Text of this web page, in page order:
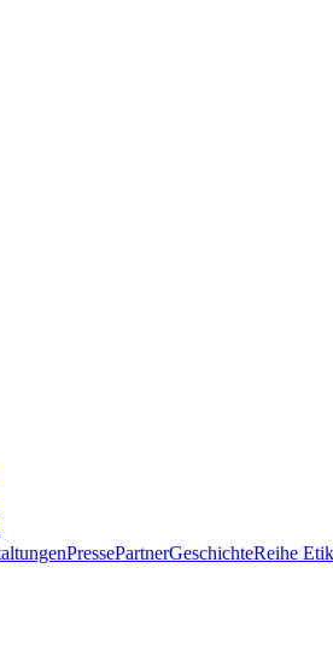
PressePartnerGeschichteReihe